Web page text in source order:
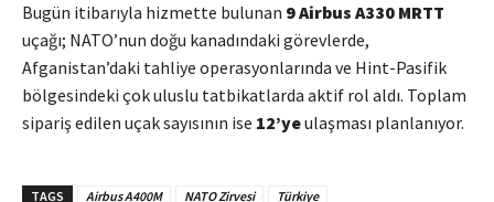
Bugün itibarıyla hizmette bulunan 9 Airbus A330 MRTT
uçağı; NATO’nun doğu kanadındaki görevlerde,
Afganistan’daki tahliye operasyonlarında ve Hint-Pasifik
bölgesindeki çok uluslu tatbikatlarda aktif rol aldı. Toplam
sipariş edilen uçak sayısının ise 12’yeulaşması planlanıyor.
TAGS Airbus A400M NATO Zirvesi Türkiye